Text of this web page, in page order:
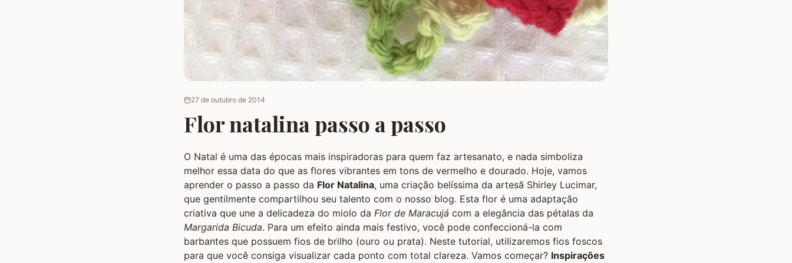
27 de outubro de 2014
Flor natalina passo a passo
O Natal é uma das épocas mais inspiradoras para quem faz artesanato, e nada simboliza
melhor essa data do que as flores vibrantes em tons de vermelho e dourado. Hoje, vamos
aprender o passo a passo da Flor Natalina, uma criação belíssima da artesã Shirley Lucimar,
que gentilmente compartilhou seu talento com o nosso blog. Esta flor é uma adaptação
criativa que une a delicadeza do miolo da Flor de Maracujá com a elegância das pétalas da
Margarida Bicuda. Para um efeito ainda mais festivo, você pode confeccioná-la com
barbantes que possuem fios de brilho (ouro ou prata). Neste tutorial, utilizaremos fios foscos
para que você consiga visualizar cada ponto com total clareza. Vamos começar? Inspirações